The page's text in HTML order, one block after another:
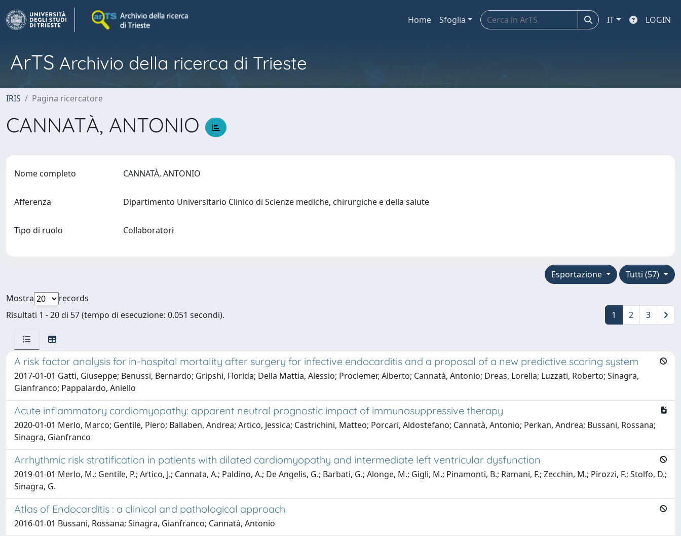
Home Sfoglia IT LOGIN
ArTS Archivio della ricerca di Trieste
IRIS Pagina ricercatore
CANNATÀ, ANTONIO
Nome completo CANNATÀ, ANTONIO
Afferenza Dipartimento Universitario Clinico di Scienze mediche, chirurgiche e della salute
Tipo di ruolo Collaboratori
Tutti (57)
Esportazione
Mostra
records
Risultati 1 - 20 di 57 (tempo di esecuzione: 0.051 secondi).
1 2 3
A risk factor analysis for in-hospital mortality after surgery for infective endocarditis and a proposal of a new predictive scoring system
2017-01-01 Gatti, Giuseppe; Benussi, Bernardo; Gripshi, Florida; Della Mattia, Alessio; Proclemer, Alberto; Cannatà, Antonio; Dreas, Lorella; Luzzati, Roberto; Sinagra,
Gianfranco; Pappalardo, Aniello
Acute inflammatory cardiomyopathy: apparent neutral prognostic impact of immunosuppressive therapy
2020-01-01 Merlo, Marco; Gentile, Piero; Ballaben, Andrea; Artico, Jessica; Castrichini, Matteo; Porcari, Aldostefano; Cannatà, Antonio; Perkan, Andrea; Bussani, Rossana;
Sinagra, Gianfranco
Arrhythmic risk stratification in patients with dilated cardiomyopathy and intermediate left ventricular dysfunction
2019-01-01 Merlo, M.; Gentile, P.; Artico, J.; Cannata, A.; Paldino, A.; De Angelis, G.; Barbati, G.; Alonge, M.; Gigli, M.; Pinamonti, B.; Ramani, F.; Zecchin, M.; Pirozzi, F.; Stolfo, D.;
Sinagra, G.
Atlas of Endocarditis : a clinical and pathological approach
2016-01-01 Bussani, Rossana; Sinagra, Gianfranco; Cannatà, Antonio